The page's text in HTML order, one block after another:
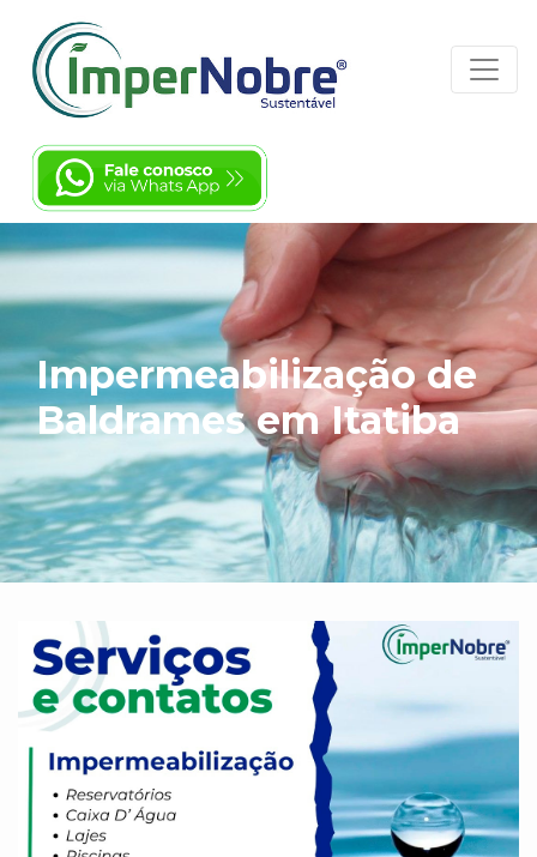
Impermeabilização de
Baldrames em Itatiba